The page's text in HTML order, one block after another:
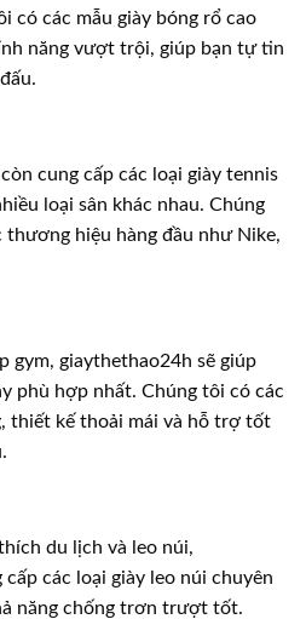
có các mẫu giày bóng rổ cao
năng vượt trội, giúp bạn tự tin
cung cấp các loại giày tennis
loại sân khác nhau. Chúng
hiệu hàng đầu như Nike,
gym, giaythethao24h sẽ giúp
phù hợp nhất. Chúng tôi có các
thiết kế thoải mái và hỗ trợ tốt
du lịch và leo núi,
các loại giày leo núi chuyên
năng chống trơn trượt tốt.